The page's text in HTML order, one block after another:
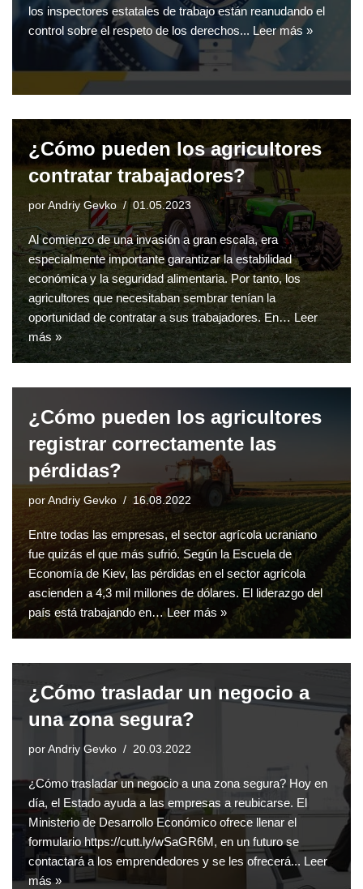
los inspectores estatales de trabajo están reanudando el
control sobre el respeto de los derechos... Leer más »
¿Cómo pueden los agricultores
contratar trabajadores?
por Andriy Gevko 01.05.2023
Al comienzo de una invasión a gran escala, era
especialmente importante garantizar la estabilidad
económica y la seguridad alimentaria. Por tanto, los
agricultores que necesitaban sembrar tenían la
oportunidad de contratar a sus trabajadores. En… Leer
más »
¿Cómo pueden los agricultores
registrar correctamente las
pérdidas?
por Andriy Gevko 16.08.2022
Entre todas las empresas, el sector agrícola ucraniano
fue quizás el que más sufrió. Según la Escuela de
Economía de Kiev, las pérdidas en el sector agrícola
ascienden a 4,3 mil millones de dólares. El liderazgo del
país está trabajando en…Leer más »
¿Cómo trasladar un negocio a
una zona segura?
por Andriy Gevko 20.03.2022
¿Cómo trasladar un negocio a una zona segura? Hoy en
día, el Estado ayuda a las empresas a reubicarse. El
Ministerio de Desarrollo Económico ofrece llenar el
formulario https://cutt.ly/wSaGR6M, en un futuro se
contactará a los emprendedores y se les ofrecerá... Leer
más »